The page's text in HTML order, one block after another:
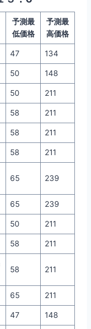
予測最
低価格
予測最
高価格
47 134
50 148
50 211
58 211
58 211
58 211
65 239
65 239
50 211
58 211
58 211
65 211
47 148